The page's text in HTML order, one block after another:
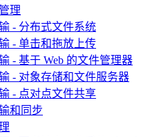
理
- 分布式文件系统
- 单击和拖放上传
- 基于 Web 的文件管理器
- 对象存储和文件服务器
- 点对点文件共享
和同步